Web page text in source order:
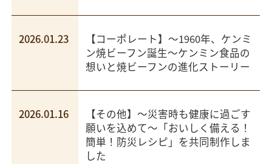
2026.01.23
【コーポレート】～1960年、ケンミ
ン焼ビーフン誕生～ケンミン食品の
想いと焼ビーフンの進化ストーリー
2026.01.16
【その他】～災害時も健康に過ごす
願いを込めて～「おいしく備える！
簡単！防災レシピ」を共同制作しま
した